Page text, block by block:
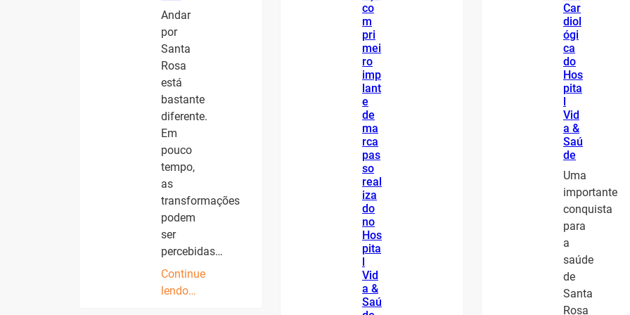
Andar
por
Santa
Rosa
está
bastante
diferente.
Em
pouco
tempo,
as
transformações
podem
ser
percebidas…
Continue
lendo…
co
m
pri
mei
ro
imp
lant
e
de
ma
rca
pas
so
real
iza
do
no
Hos
pita
l
Vid
a &
Saú
Car
diol
ógi
ca
do
Hos
pita
l
Vid
a &
Saú
de
Uma
importante
conquista
para
a
saúde
de
Santa
Rosa